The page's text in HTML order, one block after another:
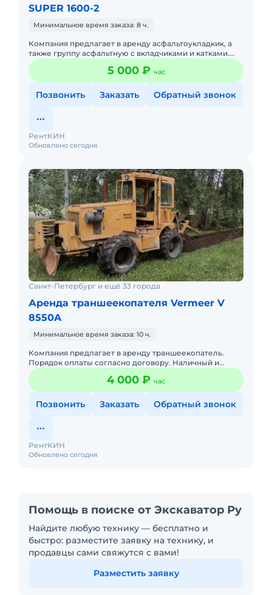
SUPER 1600-2
Минимальное время заказа: 8 ч.
Компания предлагает в аренду асфальтоукладкик, а
также группу асфальтную с вкладчиками и катками.
Порядок оплаты согласно договору. Наличный и
безналичный расче
5 000 ₽ час
Позвонить Заказать Обратный звонок
Обновлено сегодня
РентКИН
Санкт-Петербург и ещё 33 города
Аренда траншеекопателя Vermeer V
8550A
Минимальное время заказа: 10 ч.
Компания предлагает в аренду траншеекопатель.
Порядок оплаты согласно договору. Наличный и
безналичный расчет. При длительном заказе
предусмотрены скидки.Стоимо
4 000 ₽ час
Позвонить Заказать Обратный звонок
Обновлено сегодня
РентКИН
Помощь в поиске от Экскаватор Ру
Найдите любую технику — бесплатно и
быстро: разместите заявку на технику, и
продавцы сами свяжутся с вами!
Разместить заявку